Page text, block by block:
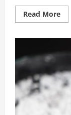
Read More